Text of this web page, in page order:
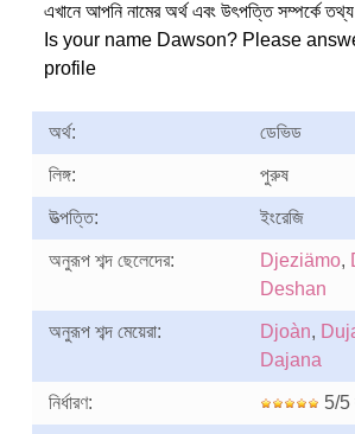
এখানে আপনি নামের অর্থ এবং উৎপত্তি সম্পর্কে তথ্য
Is your name Dawson? Please
profile
অর্থ: ডেভিড
লিঙ্গ: পুরুষ
উত্পত্তি: ইংরেজি
অনুরূপ শব্দ ছেলেদের: Djeziämo,
Deshan
অনুরূপ শব্দ মেয়েরা: Djoàn,
Dajana
নির্ধারণ: 5/5